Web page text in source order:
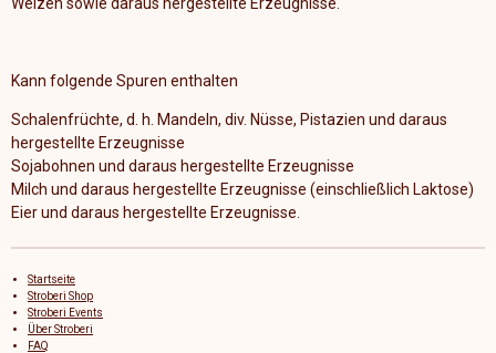
Kann folgende Spuren enthalten
Schalenfrüchte, d. h. Mandeln, div. Nüsse, Pistazien und daraus
hergestellte Erzeugnisse
Sojabohnen und daraus hergestellte Erzeugnisse
Milch und daraus hergestellte Erzeugnisse (einschließlich Laktose)
Eier und daraus hergestellte Erzeugnisse.
Startseite
Stroberi Shop
Stroberi Events
Über Stroberi
FAQ